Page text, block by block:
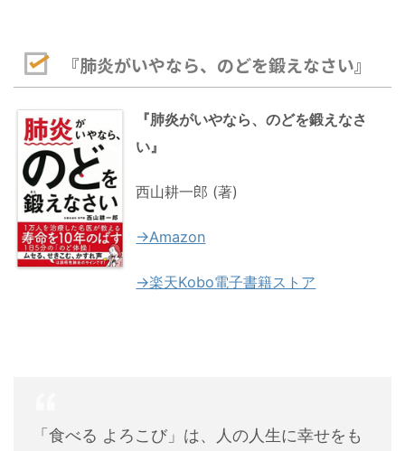
『肺炎がいやなら、のどを鍛えなさい』
『肺炎がいやなら、のどを鍛えなさ
い』
西山耕一郎 (著)
→Amazon
→楽天Kobo電子書籍ストア
「食べる よろこび」は、人の人生に幸せをも